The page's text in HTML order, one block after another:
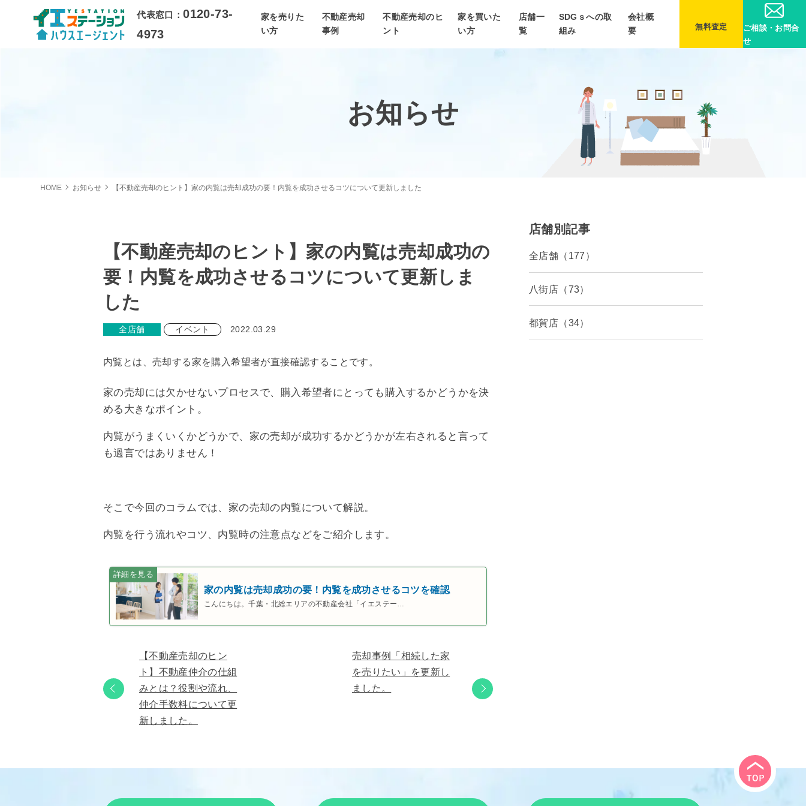
代表窓口：0120-73-
4973
家を売りた
い方
不動産売却
事例
不動産売却のヒ
ント
家を買いた
い方
店舗一
覧
SDGｓへの取
組み
会社概
要
無料査定
ご相談・お問合
せ
お知らせ
HOME お知らせ 【不動産売却のヒント】家の内覧は売却成功の要！内覧を成功させるコツについて更新しました
【不動産売却のヒント】家の内覧は売却成功の
要！内覧を成功させるコツについて更新しま
した
全店舗 イベント 2022.03.29
内覧とは、売却する家を購入希望者が直接確認することです。
家の売却には欠かせないプロセスで、購入希望者にとっても購入するかどうかを決
める大きなポイント。
内覧がうまくいくかどうかで、家の売却が成功するかどうかが左右されると言って
も過言ではありません！
そこで今回のコラムでは、家の売却の内覧について解説。
内覧を行う流れやコツ、内覧時の注意点などをご紹介します。
家の内覧は売却成功の要！内覧を成功させるコツを確認
こんにちは。千葉・北総エリアの不動産会社「イエステー…
【不動産売却のヒン
ト】不動産仲介の仕組
みとは？役割や流れ、
仲介手数料について更
新しました。
売却事例「相続した家
を売りたい」を更新し
ました。
店舗別記事
全店舗（177）
八街店（73）
都賀店（34）